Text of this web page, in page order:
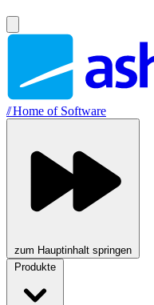
//Home of Software
zum Hauptinhalt springen
Produkte